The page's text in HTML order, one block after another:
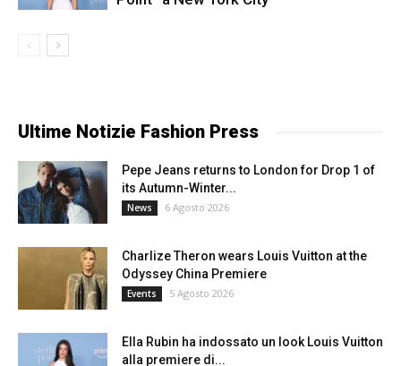
Ultime Notizie Fashion Press
Pepe Jeans returns to London for Drop 1 of
its Autumn-Winter...
News 6 Agosto 2026
Charlize Theron wears Louis Vuitton at the
Odyssey China Premiere
Events 5 Agosto 2026
Ella Rubin ha indossato un look Louis Vuitton
alla premiere di...